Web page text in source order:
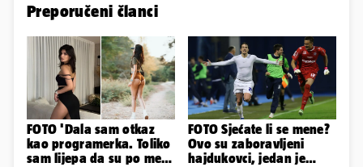
Preporučeni članci
FOTO 'Dala sam otkaz
kao programerka. Toliko
sam lijepa da su po meni
FOTO Sjećate li se mene?
Ovo su zaboravljeni
hajdukovci, jedan je